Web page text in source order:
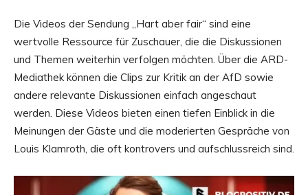
Die Videos der Sendung „Hart aber fair“ sind eine
wertvolle Ressource für Zuschauer, die die Diskussionen
und Themen weiterhin verfolgen möchten. Über die ARD-
Mediathek können die Clips zur Kritik an der AfD sowie
andere relevante Diskussionen einfach angeschaut
werden. Diese Videos bieten einen tiefen Einblick in die
Meinungen der Gäste und die moderierten Gespräche von
Louis Klamroth, die oft kontrovers und aufschlussreich sind.